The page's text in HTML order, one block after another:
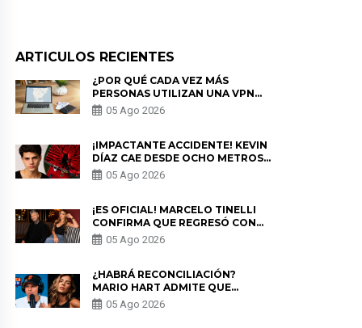
ARTICULOS RECIENTES
¿POR QUÉ CADA VEZ MÁS
PERSONAS UTILIZAN UNA VPN
PARA PROTEGER SU
PRIVACIDAD?
05 Ago 2026
¡IMPACTANTE ACCIDENTE! KEVIN
DÍAZ CAE DESDE OCHO METROS
EN “ESTO ES GUERRA” Y GENERA
PREOCUPACIÓN
05 Ago 2026
¡ES OFICIAL! MARCELO TINELLI
CONFIRMA QUE REGRESÓ CON
MILETT FIGUEROA: “EL AMOR
PUDO MÁS”
05 Ago 2026
¿HABRÁ RECONCILIACIÓN?
MARIO HART ADMITE QUE
PODRÍA VOLVER CON KORINA
RIVADENEIRA: “NO LE CERRARÍA
05 Ago 2026